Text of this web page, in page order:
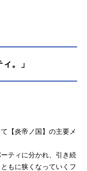
。」
【炎帝ノ国】の主要メ
ティに分かれ、引き続
もに狭くなっていくフ